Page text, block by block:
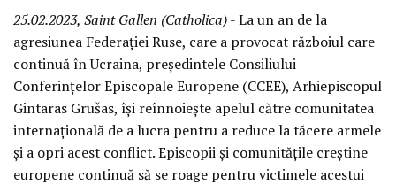
25.02.2023, Saint Gallen (Catholica)- La un an de la
agresiunea Federației Ruse, care a provocat războiul care
continuă în Ucraina, președintele Consiliului
Conferințelor Episcopale Europene (CCEE), Arhiepiscopul
Gintaras Grušas, își reînnoiește apelul către comunitatea
internațională de a lucra pentru a reduce la tăcere armele
și a opri acest conflict. Episcopii și comunitățile creștine
europene continuă să se roage pentru victimele acestui